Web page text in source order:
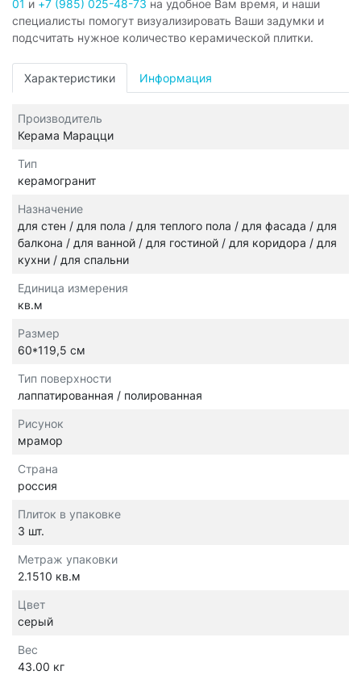
01 и +7 (985) 025-48-73 на удобное Вам время, и наши
специалисты помогут визуализировать Ваши задумки и
подсчитать нужное количество керамической плитки.
Характеристики Информация
Производитель
Керама Марацци
Тип
керамогранит
Назначение
для стен / для пола / для теплого пола / для фасада / для
балкона / для ванной / для гостиной / для коридора / для
кухни / для спальни
Единица измерения
кв.м
Размер
60*119,5 см
Тип поверхности
лаппатированная / полированная
Рисунок
мрамор
Страна
россия
Плиток в упаковке
3 шт.
Метраж упаковки
2.1510 кв.м
Цвет
серый
Вес
43.00 кг